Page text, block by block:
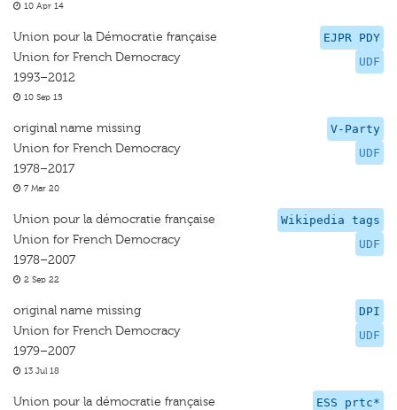
10 Apr 14
EJPR PDY
UDF
Union pour la Démocratie française
Union for French Democracy
1993–2012
10 Sep 15
V-Party
UDF
original name missing
Union for French Democracy
1978–2017
7 Mar 20
Wikipedia tags
UDF
Union pour la démocratie française
Union for French Democracy
1978–2007
2 Sep 22
DPI
UDF
original name missing
Union for French Democracy
1979–2007
13 Jul 18
ESS prtc*
Union pour la démocratie française